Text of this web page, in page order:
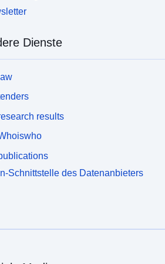
κάθε συνόλου δεδομένων αντικαθιστά όλες τις
λαμβάνει γνώση των επικαιροποιούμενων
κάθε σύνολο δεδομένων, προτού προχωρήσει
χρήση του.​​​
Dienste
results
Schnittstelle des Datenanbieters